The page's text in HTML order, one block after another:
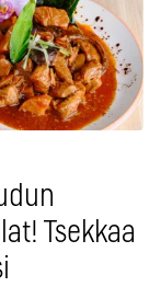
Tsekkaa